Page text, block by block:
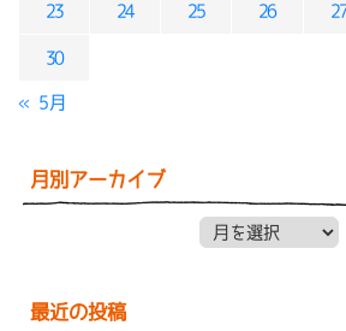
23 24 25 26
30
« 5月
月別アーカイブ
最近の投稿